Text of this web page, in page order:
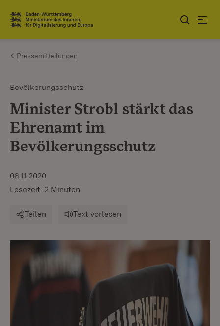
Zum Inhalt springen
Link zur Startseite
Pressemitteilungen
Bevölkerungsschutz
Minister Strobl stärkt das
Ehrenamt im
Bevölkerungsschutz
06.11.2020
Lesezeit: 2 Minuten
Teilen Text vorlesen